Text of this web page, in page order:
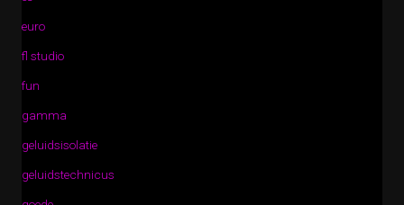
euro
fl studio
fun
gamma
geluidsisolatie
geluidstechnicus